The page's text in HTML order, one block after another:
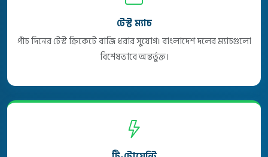
টেস্ট ম্যাচ
পাঁচ দিনের টেস্ট ক্রিকেটে বাজি ধরার সুযোগ। বাংলাদেশ দলের ম্যাচগুলো
বিশেষভাবে অন্তর্ভুক্ত।